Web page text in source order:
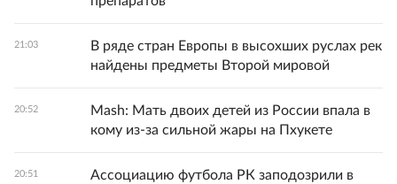
21:03
В ряде стран Европы в высохших руслах рек
найдены предметы Второй мировой
20:52
Mash: Мать двоих детей из России впала в
кому из-за сильной жары на Пхукете
20:51
Ассоциацию футбола РК заподозрили в